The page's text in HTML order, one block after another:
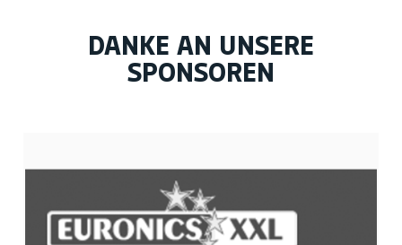
DANKE AN UNSERE
SPONSOREN